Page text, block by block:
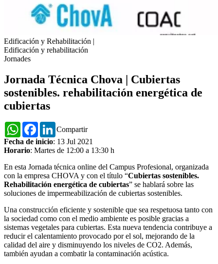
Edificación y Rehabilitación |
Edificación y rehabilitación
Jornades
Jornada Técnica Chova | Cubiertas
sostenibles. rehabilitación energética de
cubiertas
Compartir
WhatsAppFacebookLinkedIn
Fecha de inicio: 13 Jul 2021
Horario: Martes de 12:00 a 13:30 h
En esta Jornada técnica online del Campus Profesional, organizada
con la empresa CHOVA y con el título “Cubiertas sostenibles.
Rehabilitación energética de cubiertas” se hablará sobre las
soluciones de impermeabilización de cubiertas sostenibles.
Una construcción eficiente y sostenible que sea respetuosa tanto con
la sociedad como con el medio ambiente es posible gracias a
sistemas vegetales para cubiertas. Esta nueva tendencia contribuye a
reducir el calentamiento provocado por el sol, mejorando de la
calidad del aire y disminuyendo los niveles de CO2. Además,
también ayudan a combatir la contaminación acústica.